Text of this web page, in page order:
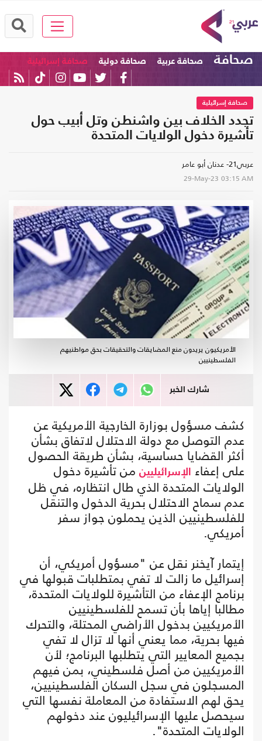
صحافة صحافة عربية صحافة دولية صحافة إسرائيلية
صحافة إسرائيلية
تجدد الخلاف بين واشنطن وتل أبيب حول
تأشيرة دخول الولايات المتحدة
عربي21- عدنان أبو عامر
29-May-23 03:15 AM
الأمريكيون يريدون منع المضايقات والتحقيقات بحق مواطنيهم
الفلسطينيين
شارك الخبر
كشف مسؤول بوزارة الخارجية الأمريكية عن
عدم التوصل مع دولة الاحتلال لاتفاق بشأن
أكثر القضايا حساسية، بشأن طريقة الحصول
على إعفاء الإسرائيليين من تأشيرة دخول
الولايات المتحدة الذي طال انتظاره، في ظل
عدم سماح الاحتلال بحرية الدخول والتنقل
للفلسطينيين الذين يحملون جواز سفر
أمريكي.
إيتمار آيخنر نقل عن "مسؤول أمريكي، أن
إسرائيل ما زالت لا تفي بمتطلبات قبولها في
برنامج الإعفاء من التأشيرة للولايات المتحدة،
مطالبا إياها بأن تسمح للفلسطينيين
الأمريكيين بدخول الأراضي المحتلة، والتحرك
فيها بحرية، مما يعني أنها لا تزال لا تفي
بجميع المعايير التي يتطلبها البرنامج؛ لأن
الأمريكيين من أصل فلسطيني، بمن فيهم
المسجلون في سجل السكان الفلسطينيين،
يحق لهم الاستفادة من المعاملة نفسها التي
سيحصل عليها الإسرائيليون عند دخولهم
الولايات المتحدة".